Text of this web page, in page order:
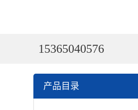
15365040576
产品目录